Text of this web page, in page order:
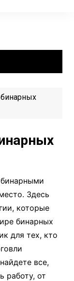
бинарными
Здесь
которые
бинарных
для тех, кто
все,
работу, от